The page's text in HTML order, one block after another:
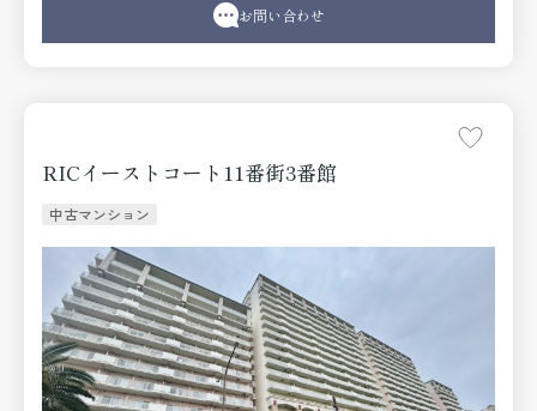
お問い合わせ
RICイーストコート11番街3番館
中古マンション